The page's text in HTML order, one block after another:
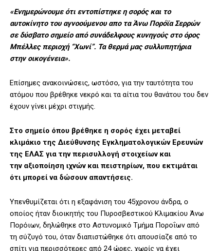
«Ενημερώνουμε ότι εντοπίστηκε η σορός και το
αυτοκίνητο του αγνοούμενου απο τα Άνω Πορόϊα Σερρών
σε δύσβατο σημείο από συνάδελφους κυνηγούς στο όρος
Μπέλλες περιοχή “Χωνί”. Τα θερμά μας συλλυπητήρια
στην οικογένεια».
Επίσημες ανακοινώσεις, ωστόσο, για την ταυτότητα του
ατόμου που βρέθηκε νεκρό και τα αίτια του θανάτου του δεν
έχουν γίνει μέχρι στιγμής.
Στο σημείο όπου βρέθηκε η σορός έχει μεταβεί
κλιμάκιο της Διεύθυνσης Εγκληματολογικών Ερευνών
της ΕΛΑΣ για την περισυλλογή στοιχείων και
την αξιοποίηση ιχνών και πειστηρίων, που εκτιμάται
ότι μπορεί να δώσουν απαντήσεις.
Υπενθυμίζεται ότι η εξαφάνιση του 45χρονου άνδρα, ο
οποίος ήταν διοικητής του Πυροσβεστικού Κλιμακίου Άνω
Πορόιων, δηλώθηκε στο Αστυνομικό Τμήμα Ποροΐων από
τη σύζυγό του, όταν διαπιστώθηκε ότι απουσίαζε από το
σπίτι για περισσότερες από 24 ώρες, χωρίς να έχει